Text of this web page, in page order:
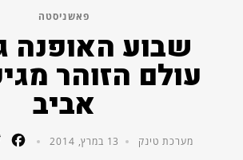
פאשניסטה
שבוע האופנה
עולם הזוהר
אביב
מערכת טינק 13 במרץ, 2014